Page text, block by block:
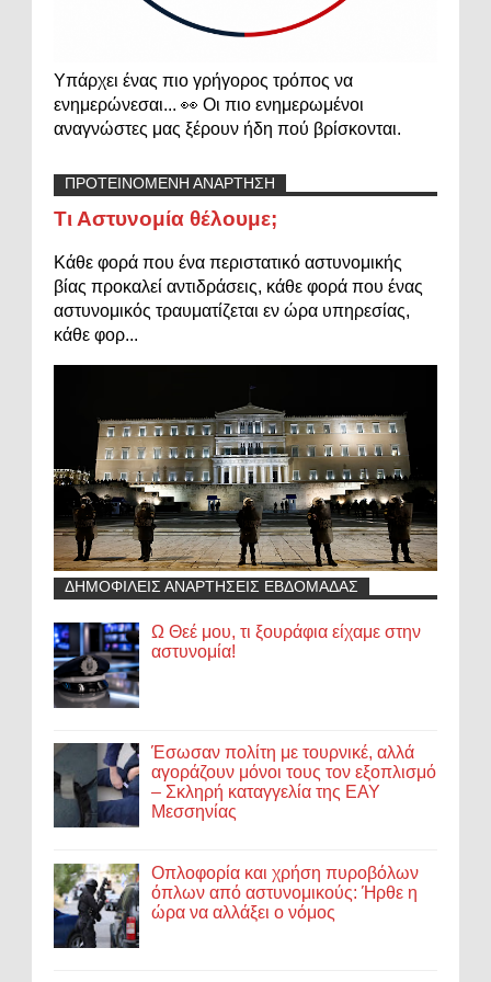
Υπάρχει ένας πιο γρήγορος τρόπος να
ενημερώνεσαι... 👀 Οι πιο ενημερωμένοι
αναγνώστες μας ξέρουν ήδη πού βρίσκονται.
ΠΡΟΤΕΙΝΟΜΕΝΗ ΑΝΑΡΤΗΣΗ
Τι Αστυνομία θέλουμε;
Κάθε φορά που ένα περιστατικό αστυνομικής
βίας προκαλεί αντιδράσεις, κάθε φορά που ένας
αστυνομικός τραυματίζεται εν ώρα υπηρεσίας,
κάθε φορ...
ΔΗΜΟΦΙΛΕΙΣ ΑΝΑΡΤΗΣΕΙΣ ΕΒΔΟΜΑΔΑΣ
Ω Θεέ μου, τι ξουράφια είχαμε στην
αστυνομία!
Έσωσαν πολίτη με τουρνικέ, αλλά
αγοράζουν μόνοι τους τον εξοπλισμό
– Σκληρή καταγγελία της ΕΑΥ
Μεσσηνίας
Οπλοφορία και χρήση πυροβόλων
όπλων από αστυνομικούς: Ήρθε η
ώρα να αλλάξει ο νόμος